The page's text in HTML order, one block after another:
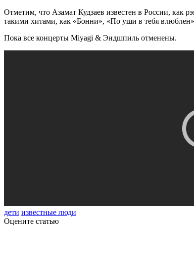
Отметим, что Азамат Кудзаев известен в России, как
такими хитами, как «Бонни», «По уши в тебя
Пока все концерты Miyagi & Эндшпиль отменены.
дети известные люди
Оцените статью